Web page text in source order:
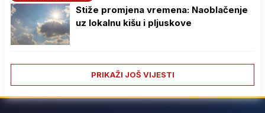
Stiže promjena vremena: Naoblačenje
uz lokalnu kišu i pljuskove
PRIKAŽI JOŠ VIJESTI